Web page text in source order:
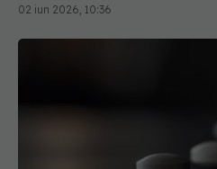
02 iun 2026, 10:36